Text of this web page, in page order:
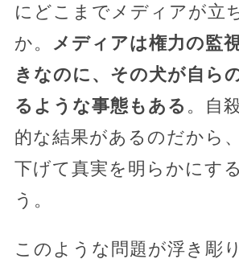
にどこまでメディアが立
か。
メディアは権力の監
きなのに、その犬が自ら
るような事態もある 。自
的な結果があるのだから
下げて真実を明らかにす
う。
このような問題が浮き彫